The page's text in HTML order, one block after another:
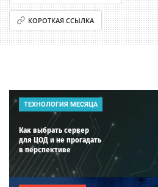
КОРОТКАЯ ССЫЛКА
ТЕХНОЛОГИЯ МЕСЯЦА
Как выбрать сервер
для ЦОД и не прогадать
в перспективе